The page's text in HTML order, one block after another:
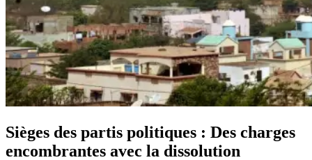
Sièges des partis politiques : Des charges
encombrantes avec la dissolution